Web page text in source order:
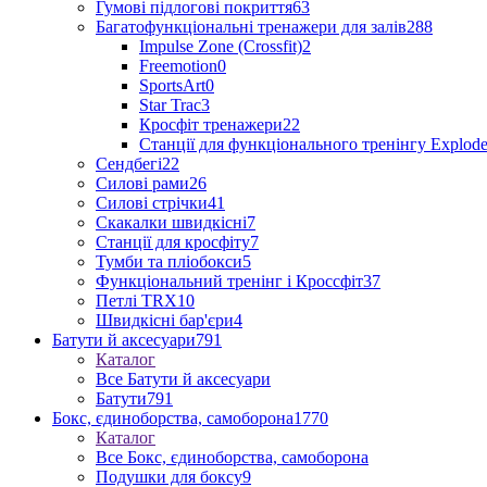
Гумові підлогові покриття63
Багатофункціональні тренажери для залів288
Impulse Zone (Crossfit)2
Freemotion0
SportsArt0
Star Trac3
Кросфіт тренажери22
Станції для функціонального тренінгу Explode
Сендбегі22
Силові рами26
Силові стрічки41
Скакалки швидкісні7
Станції для кросфіту7
Тумби та пліобокси5
Функціональний тренінг і Кроссфіт37
Петлі TRX10
Швидкісні бар'єри4
Батути й аксесуари791
Каталог
Все Батути й аксесуари
Батути791
Бокс, єдиноборства, самоборона1770
Каталог
Все Бокс, єдиноборства, самоборона
Подушки для боксу9